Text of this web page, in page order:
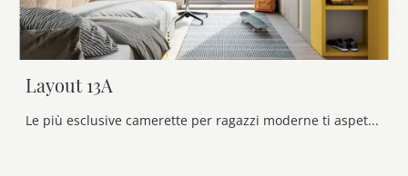
Layout 13A
Le più esclusive camerette per ragazzi moderne ti aspettano! Scopri il modello Layout 13A di Doimo Cityline.